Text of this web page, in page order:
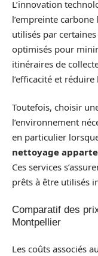
L’innovation
l’empreinte
utilisés par
optimisés pour
itinéraires de
l’efficacité et
Toutefois, choisir
l’environnement
en particulier
nettoyage
Ces services
prêts à être utilisés
Comparatif des
Montpellier
Les coûts associés